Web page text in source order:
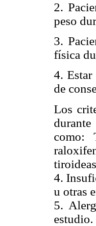
2.
peso
3.
física
4.
de
Los
como:
4.
u otras
5.
estudio.